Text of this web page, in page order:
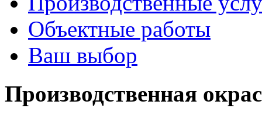
Объектные работы
Ваш выбор
Производственная